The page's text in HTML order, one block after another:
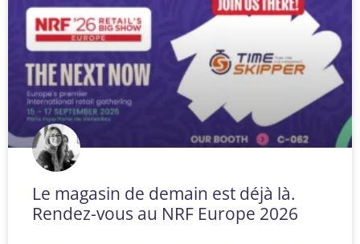
Le magasin de demain est déjà là.
Rendez-vous au NRF Europe 2026